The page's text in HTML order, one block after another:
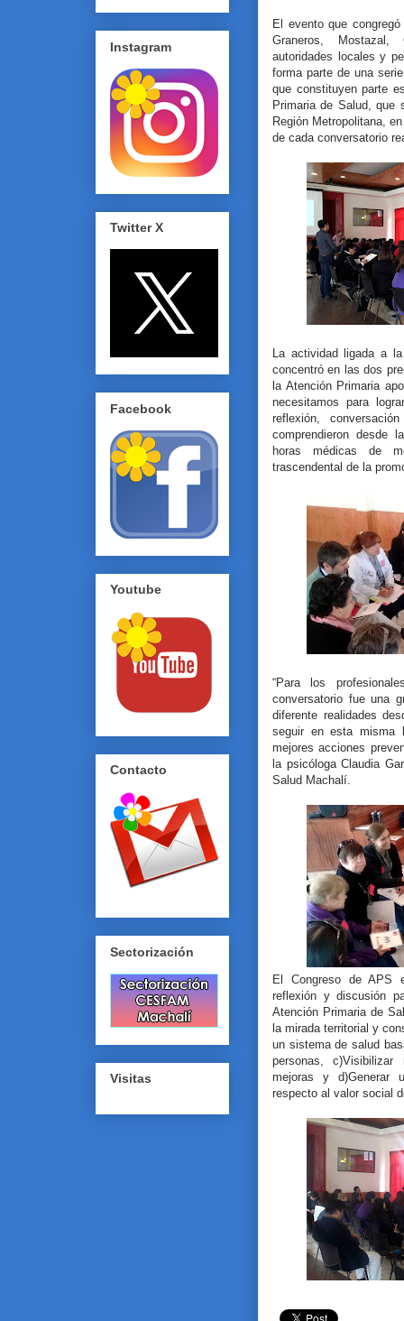
El evento que
Graneros, Mostazal,
autoridades locales y
forma parte de una
que constituyen parte
Primaria de Salud,
Región Metropolitana,
de cada conversatorio
La actividad ligada a
concentró en las dos
la Atención Primaria
necesitamos para
reflexión,
comprendieron desde
horas médicas de
trascendental de la
“Para los
conversatorio fue una
diferente realidades
seguir en esta misma
mejores acciones
la psicóloga Claudia
Salud Machalí.
El Congreso de APS
reflexión y discusión
Atención Primaria de
la mirada territorial y
un sistema de salud
personas,
mejoras y d)Generar
respecto al valor social
Instagram
Twitter X
Facebook
Youtube
Contacto
Sectorización
Visitas